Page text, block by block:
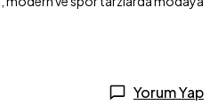
Yorum Yap